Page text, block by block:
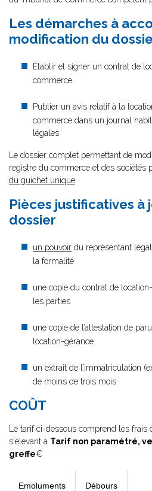
Les démarches à
modification du
Établir et signer un contrat de
commerce
Publier un avis relatif à la
commerce dans un journal
légales
Le dossier complet permettant de
registre du commerce et des sociétés
du guichet unique
Pièces justificatives à
dossier
un pouvoir du représentant
la formalité
une copie du contrat de
les parties
une copie de l’attestation de
location-gérance
un extrait de l’immatriculation
de moins de trois mois
COÛT
Le tarif ci-dessous comprend les frais
s'élevant à Tarif non paramétré,
greffe€
Emoluments
Débours